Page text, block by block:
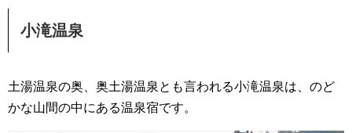
小滝温泉
土湯温泉の奥、奥土湯温泉とも言われる小滝温泉は、のど
かな山間の中にある温泉宿です。